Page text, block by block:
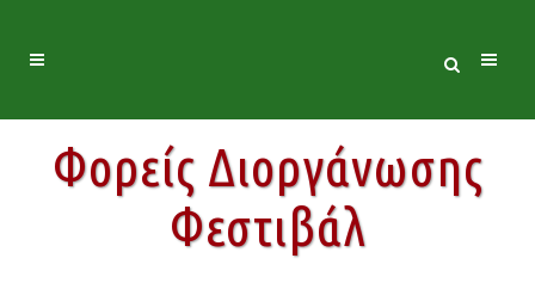
Φορείς Διοργάνωσης
Φεστιβάλ